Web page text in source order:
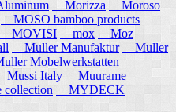
Morizza
Moroso
MOSO bamboo products
MOVISI mox
Moz
Muller Manufaktur
Muller
Mobelwerkstatten
Mussi Italy
Muurame
MYDECK